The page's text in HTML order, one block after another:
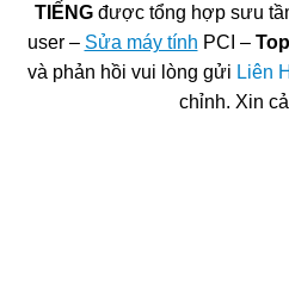
TIẾNGđược tổng hợp sưu
user – Sửa máy tính PCI –
và phản hồi vui lòng gửi Liên
chỉnh. Xin